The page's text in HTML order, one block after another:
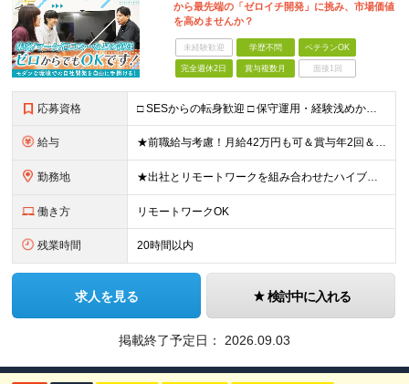
から最先端の「ゼロイチ開発」に挑み、市場価値
を高めませんか？
未経験歓迎 学歴不問 ベテランOK
完全週休2日 賞与複数月 面接1回
応募資格 □ SESからの転身歓迎 □ 保守運用・経験浅めからのチャレンジ歓迎 ■ 学歴不問 ■ 何らかのシステム開発経験をお持ちの方（言語・年数不問） ＜当社で経験できること＞ ・企画、要件定義、設計、実装
給与 ★前職給与考慮！月給42万円も可＆賞与年2回＆昇給随時！★ ■月給29万円～42万円＋賞与年2回＋交通費 ※前職の給与やスキルを考慮し決定します ※固定残業代（月45時間分／7万7,000円～11万
勤務地 ★出社とリモートワークを組み合わせたハイブリッド勤務！ ★幡ヶ谷駅から徒歩1分！ 【本社】 東京都渋谷区幡ヶ谷1-34-14 宝ビル3F ※(変更の範囲)上記を除く当社関連勤務地
働き方 リモートワークOK
残業時間 20時間以内
求人を見る 検討中に入れる
掲載終了予定日： 2026.09.03